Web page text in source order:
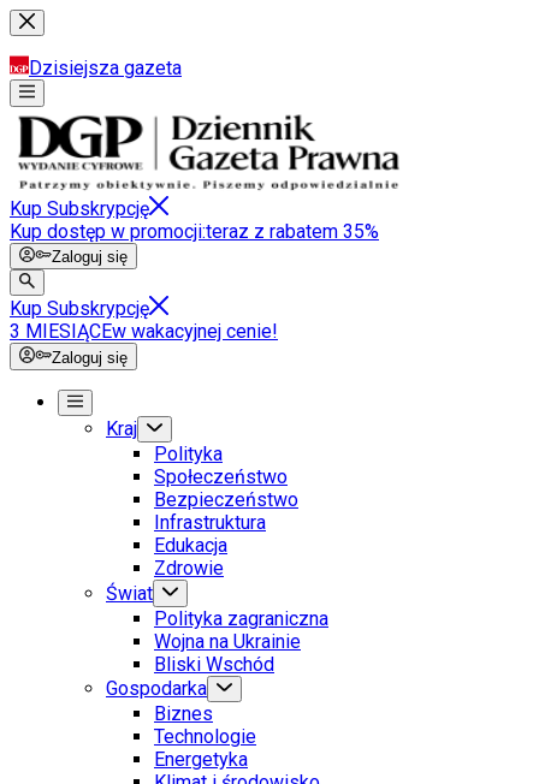
Dzisiejsza gazeta
Kup Subskrypcję
Kup dostęp w promocji:teraz z rabatem 35%
Zaloguj się
Kup Subskrypcję
3 MIESIĄCEw wakacyjnej cenie!
Zaloguj się
Kraj
Polityka
Społeczeństwo
Bezpieczeństwo
Infrastruktura
Edukacja
Zdrowie
Świat
Polityka zagraniczna
Wojna na Ukrainie
Bliski Wschód
Gospodarka
Biznes
Technologie
Energetyka